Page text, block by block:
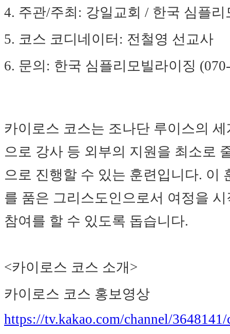
4. 주관/주최: 강일교회 / 한국 심플리
5. 코스 코디네이터: 전철영 선교사
6. 문의: 한국 심플리모빌라이징
카이로스 코스는 조나단 루이스의
으로 강사 등 외부의 지원을 최소로
으로 진행할 수 있는 훈련입니다. 이
를 품은 그리스도인으로서 여정을
참여를 할 수 있도록 돕습니다.
<카이로스 코스 소개>
카이로스 코스 홍보영상
https://tv.kakao.com/channel/